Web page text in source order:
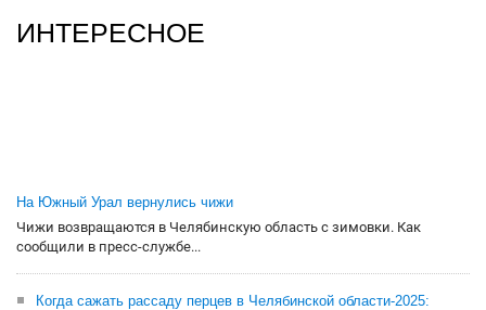
ИНТЕРЕСНОЕ
На Южный Урал вернулись чижи
Чижи возвращаются в Челябинскую область с зимовки. Как
сообщили в пресс-службе...
Когда сажать рассаду перцев в Челябинской области-2025: